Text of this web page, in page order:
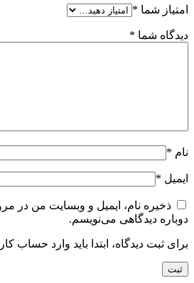
امتیاز شما *
دیدگاه شما *
نام *
ایمیل *
ذخیره نام، ایمیل و وبسایت من در
دوباره دیدگاهی می‌نویسم.
برای ثبت دیدگاه، ابتدا باید وارد حساب